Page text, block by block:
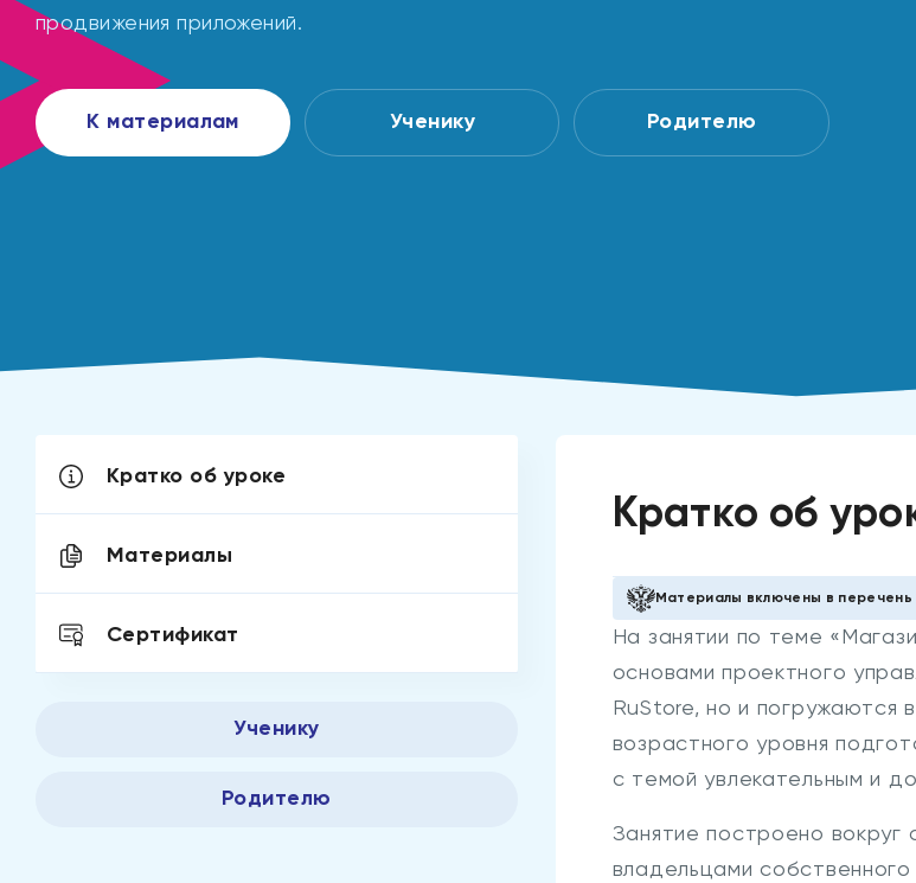
продвижения приложений.
К материалам Ученику Родителю
Кратко об уроке
Материалы
Сертификат
Ученику
Родителю
Кратко об
Материалы включены в
На занятии по теме
основами проектного
RuStore, но и погружаются
возрастного уровня
с темой увлекательным и
Занятие построено вокруг
владельцами